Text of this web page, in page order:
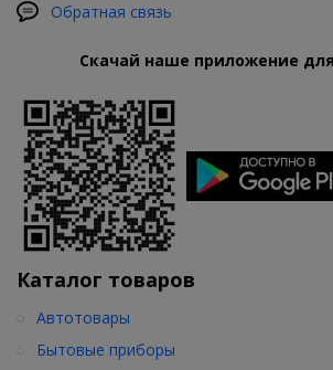
Обратная связь
Скачай наше приложение
Каталог товаров
Автотовары
Бытовые приборы